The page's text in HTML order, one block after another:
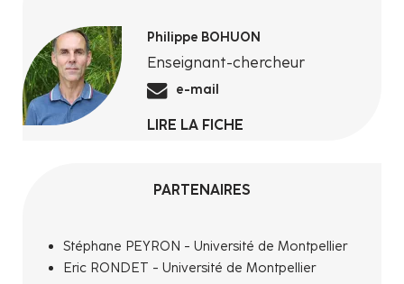
Philippe BOHUON
Enseignant-chercheur
e-mail
LIRE LA FICHE
PARTENAIRES
Stéphane PEYRON - Université de Montpellier
Eric RONDET - Université de Montpellier